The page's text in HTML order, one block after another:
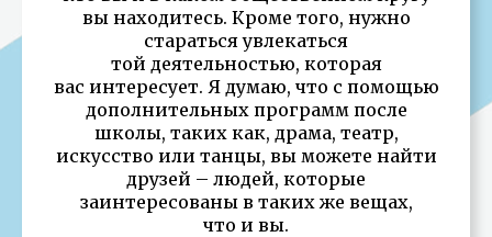
вы находитесь. Кроме того, нужно
стараться увлекаться
той деятельностью, которая
вас интересует. Я думаю, что с помощью
дополнительных программ после
школы, таких как, драма, театр,
искусство или танцы, вы можете найти
друзей – людей, которые
заинтересованы в таких же вещах,
что и вы.